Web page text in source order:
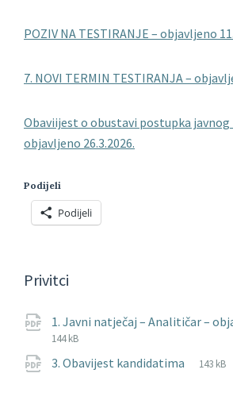
POZIV NA TESTIRANJE – objavljeno
7. NOVI TERMIN TESTIRANJA –
Obaviijest o obustavi postupka javnog
objavljeno 26.3.2026.
Podijeli
Podijeli
Privitci
1. Javni natječaj – Analitičar –
File
pdf
File
144 kB
3. Obavijest kandidatima
File
pdf
File
143 kB